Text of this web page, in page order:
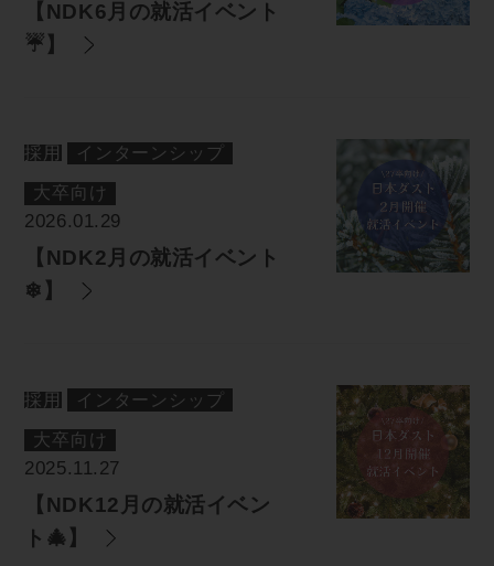
【NDK6月の就活イベント
☔】
採用 インターンシップ
大卒向け
2026.01.29
【NDK2月の就活イベント
❄】
採用 インターンシップ
大卒向け
2025.11.27
【NDK12月の就活イベン
ト🎄】